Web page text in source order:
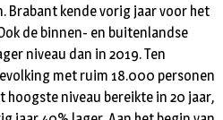
Brabant kende vorig jaar voor het
de binnen- en buitenlandse
niveau dan in 2019. Ten
met ruim 18.000 personen
hoogste niveau bereikte in 20 jaar,